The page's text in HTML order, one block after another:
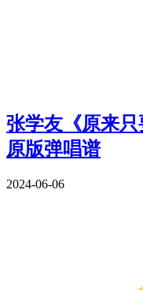
张学友《原来
原版弹唱谱
2024-06-06